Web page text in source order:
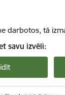
darbotos, tā
savu izvēli: